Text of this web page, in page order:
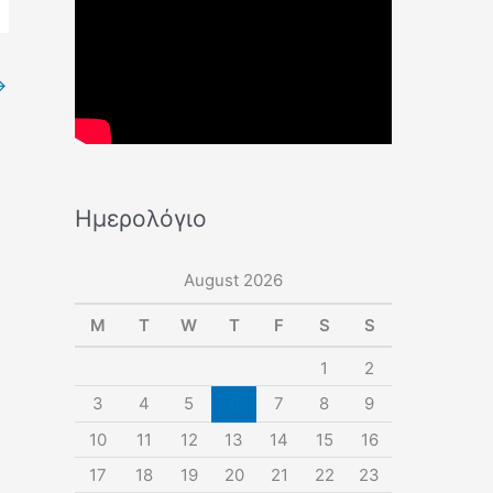
Ημερολόγιο
August 2026
M T W T F S S
1
2
3
4 5 7 8
9
10
11 12 13 14 15
16
17
18 19 20 21 22 23